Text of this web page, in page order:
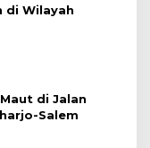
di Wilayah
di Jalan
Salem